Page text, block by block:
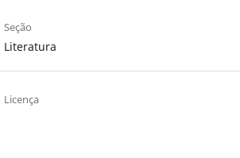
Seção
Literatura
Licença